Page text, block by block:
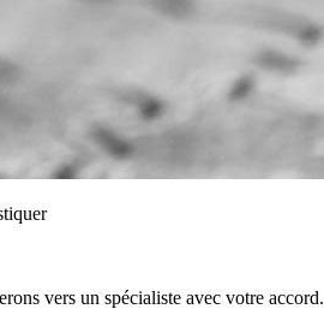
vers un spécialiste avec votre accord.